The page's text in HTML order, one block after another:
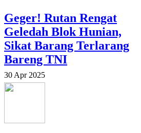
Geger! Rutan Rengat
Geledah Blok Hunian,
Sikat Barang Terlarang
Bareng TNI
30 Apr 2025